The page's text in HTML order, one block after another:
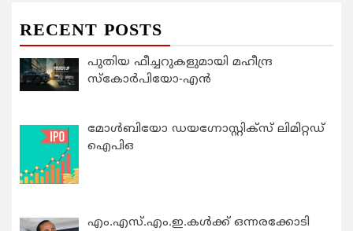
RECENT POSTS
പുതിയ ഫീച്ചറുകളുമായി മഹീന്ദ്ര
സ്കോർപിയോ-എൻ
മോൾബിയോ ഡയഗ്നോസ്റ്റിക്സ് ലിമിറ്റഡ്
ഐപിഒ
എം.എസ്.എം.ഇ.കൾക്ക് ഒന്നരക്കോടി